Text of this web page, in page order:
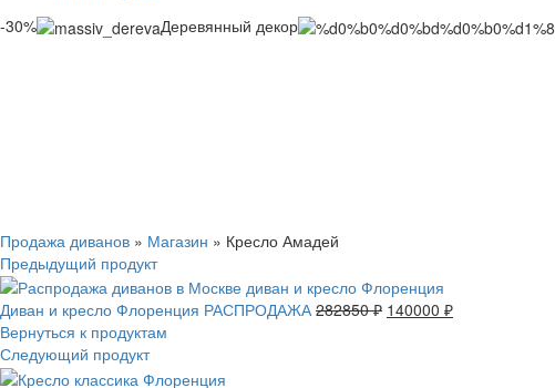
-30%
Деревянный декор
Продажа диванов » Магазин » Кресло Амадей
Предыдущий продукт
Диван и кресло Флоренция РАСПРОДАЖА282850₽ 140000 ₽
Вернуться к продуктам
Следующий продукт